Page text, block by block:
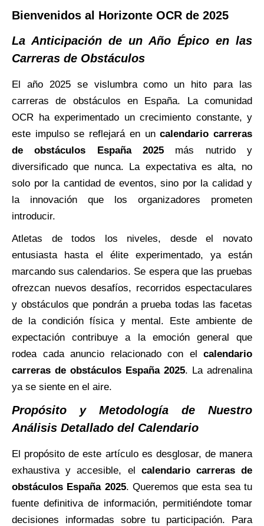
Bienvenidos al Horizonte OCR de 2025
La Anticipación de un Año Épico en las
Carreras de Obstáculos
El año 2025 se vislumbra como un hito para las
carreras de obstáculos en España. La comunidad
OCR ha experimentado un crecimiento constante, y
este impulso se reflejará en uncalendario carreras
de obstáculos España 2025 más nutrido y
diversificado que nunca. La expectativa es alta, no
solo por la cantidad de eventos, sino por la calidad y
la innovación que los organizadores prometen
introducir.
Atletas de todos los niveles, desde el novato
entusiasta hasta el élite experimentado, ya están
marcando sus calendarios. Se espera que las pruebas
ofrezcan nuevos desafíos, recorridos espectaculares
y obstáculos que pondrán a prueba todas las facetas
de la condición física y mental. Este ambiente de
expectación contribuye a la emoción general que
rodea cada anuncio relacionado con el calendario
carreras de obstáculos España 2025. La adrenalina
ya se siente en el aire.
Propósito y Metodología de Nuestro
Análisis Detallado del Calendario
El propósito de este artículo es desglosar, de manera
exhaustiva y accesible, el calendario carreras de
obstáculos España 2025. Queremos que esta sea tu
fuente definitiva de información, permitiéndote tomar
decisiones informadas sobre tu participación. Para